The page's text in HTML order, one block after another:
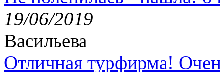
19/06/2019
Васильева
Отличная турфирма!